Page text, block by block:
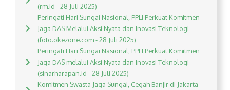
(rm.id - 28 Juli 2025)
Peringati Hari Sungai Nasional, PPLI Perkuat Komitmen
Jaga DAS Melalui Aksi Nyata dan Inovasi Teknologi
(foto.okezone.com - 28 Juli 2025)
Peringati Hari Sungai Nasional, PPLI Perkuat Komitmen
Jaga DAS melalui Aksi Nyata dan Inovasi Teknologi
(sinarharapan.id - 28 Juli 2025)
Komitmen Swasta Jaga Sungai, Cegah Banjir di Jakarta